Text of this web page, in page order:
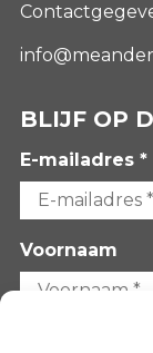
BLIJF OP
E-mailadres *
Voornaam